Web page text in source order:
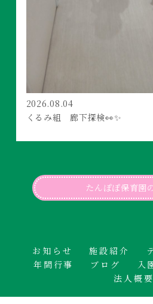
2026.08.04
くるみ組 廊下探検👀✨
たんぽぽ保育園
お知らせ 施設紹介
年間行事
ブログ 入
法人概要